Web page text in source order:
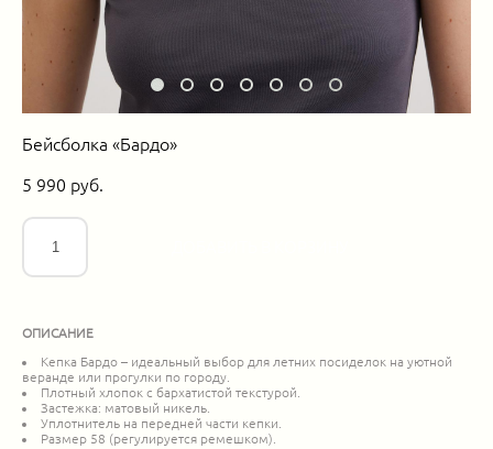
Бейсболка «Бардо»
5 990 pуб.
ОПИСАНИЕ
Кепка Бардо – идеальный выбор для летних посиделок на уютной
веранде или прогулки по городу.
Плотный хлопок с бархатистой текстурой.
Застежка: матовый никель.
Уплотнитель на передней части кепки.
Размер 58 (регулируется ремешком).